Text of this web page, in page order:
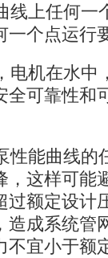
线上任何一
一个点运行
电机在水中
全可靠性和
性能曲线的
这样可能
额定设计
成系统管
宜小于额